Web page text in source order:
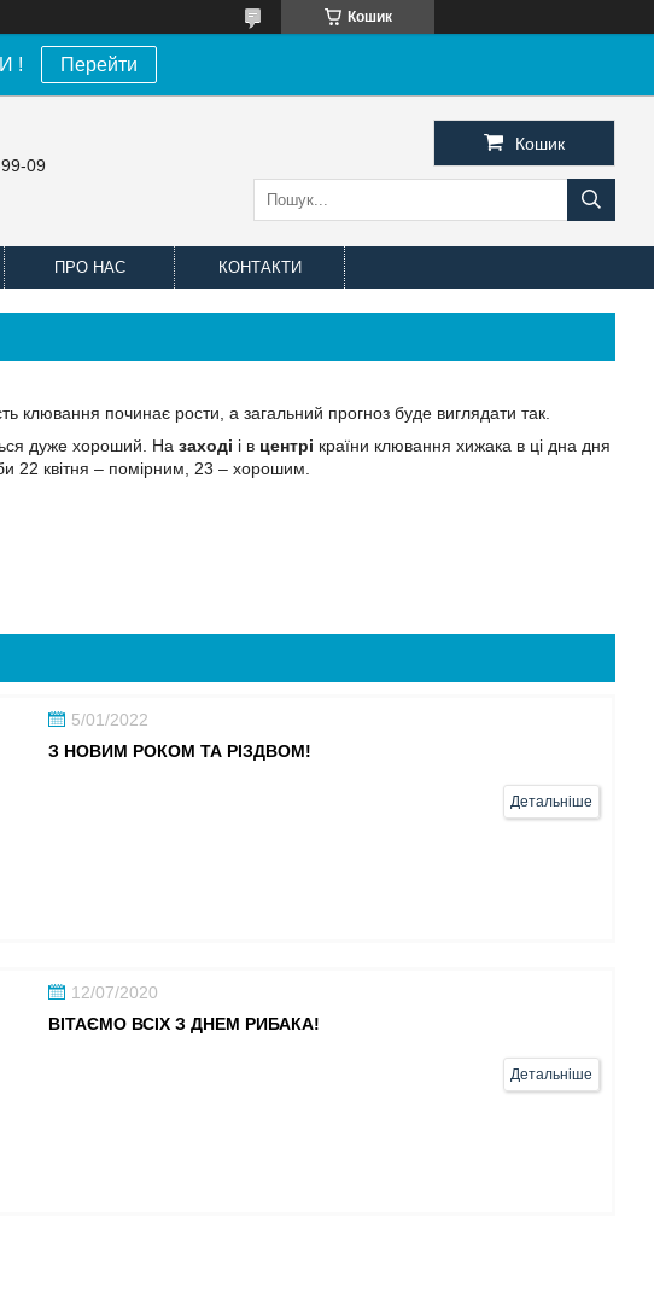
Кошик
! Перейти
09
Кошик
ПРО НАС КОНТАКТИ
клювання починає рости, а загальний прогноз буде виглядати так.
дуже хороший. На заході і в центрі країни клювання хижака в ці дна дня
22 квітня – помірним, 23 – хорошим.
5/01/2022
З НОВИМ РОКОМ ТА РІЗДВОМ!
Детальніше
12/07/2020
ВІТАЄМО ВСІХ З ДНЕМ РИБАКА!
Детальніше